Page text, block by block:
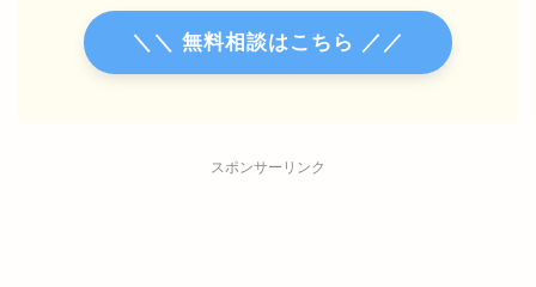
＼＼ 無料相談はこちら ／／
スポンサーリンク